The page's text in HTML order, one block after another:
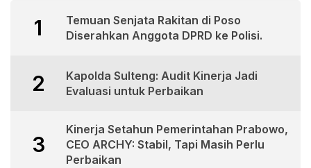
1
Temuan Senjata Rakitan di Poso
Diserahkan Anggota DPRD ke Polisi.
2
Kapolda Sulteng: Audit Kinerja Jadi
Evaluasi untuk Perbaikan
3
Kinerja Setahun Pemerintahan Prabowo,
CEO ARCHY: Stabil, Tapi Masih Perlu
Perbaikan